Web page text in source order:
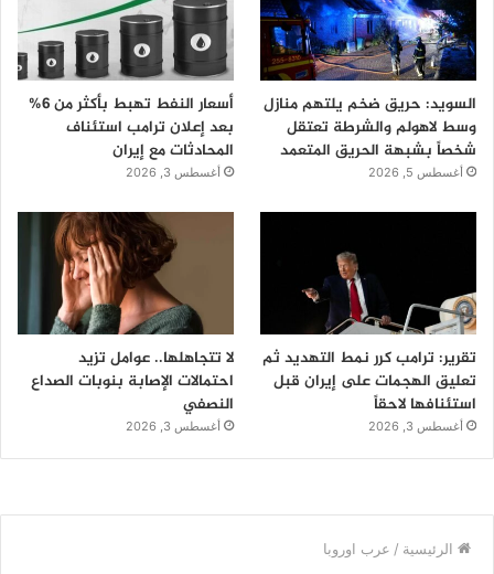
السويد: حريق ضخم يلتهم منازل
وسط لاهولم والشرطة تعتقل
شخصاً بشبهة الحريق المتعمد
أغسطس 5, 2026
أسعار النفط تهبط بأكثر من 6%
بعد إعلان ترامب استئناف
المحادثات مع إيران
أغسطس 3, 2026
تقرير: ترامب كرر نمط التهديد ثم
تعليق الهجمات على إيران قبل
استئنافها لاحقاً
أغسطس 3, 2026
لا تتجاهلها.. عوامل تزيد
احتمالات الإصابة بنوبات الصداع
النصفي
أغسطس 3, 2026